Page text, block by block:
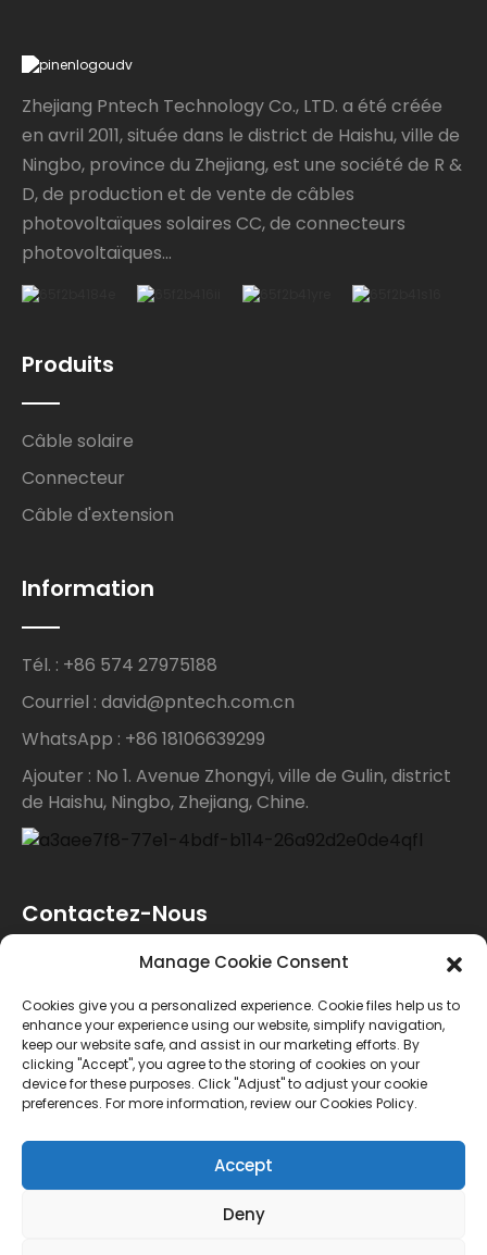
Zhejiang Pntech Technology Co., LTD. a été créée
en avril 2011, située dans le district de Haishu, ville de
Ningbo, province du Zhejiang, est une société de R &
D, de production et de vente de câbles
photovoltaïques solaires CC, de connecteurs
photovoltaïques...
Produits
Câble solaire
Connecteur
Câble d'extension
Information
Tél. : +86 574 27975188
Courriel : david@pntech.com.cn
WhatsApp : +86 18106639299
Ajouter : No 1. Avenue Zhongyi, ville de Gulin, district
de Haishu, Ningbo, Zhejiang, Chine.
Contactez-Nous
produits ou notre liste de prix, veuillez nous laisser
votre e-mail et nous vous contacterons dans les 24
heures.
ENQUÊTE
Manage Cookie Consent
Cookies give you a personalized experience. Cookie files help us to
enhance your experience using our website, simplify navigation,
keep our website safe, and assist in our marketing efforts. By
clicking "Accept", you agree to the storing of cookies on your
device for these purposes. Click "Adjust" to adjust your cookie
preferences. For more information, review our Cookies Policy.
Accept
Deny